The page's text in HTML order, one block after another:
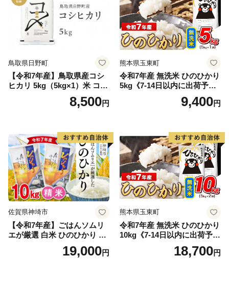
鳥取県日野町
【令和7年産】鳥取県産コシ
ヒカリ 5kg（5kg×1）米 コシ
ヒカリ こしひかり お米 白米
精米 5キロ おこめ こめ コメ
野町産 Elevation
8,500円
熊本県玉東町
令和7年産 無洗米 ひのひかり
5kg《7-14日以内に出荷予定
(土日祝除く)》コメ 米 無洗米
高レビュー｜人気米 熊本県
9,400円
佐賀県神埼市
【令和7年産】ごはんソムリ
エが厳選 白米 ひのひかり 10
米 10kg 5kg×2 ひのひかり ブ
19,000円
熊本県玉東町
令和7年産 無洗米 ひのひかり
10kg《7-14日以内に出荷予定
(土日祝除く)》コメ 米 無洗米
令和7年産 高レビュー｜人気
18,700円